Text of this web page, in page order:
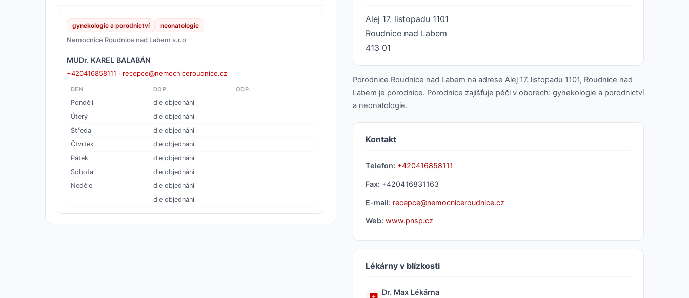
gynekologie a porodnictví neonatologie
Nemocnice Roudnice nad Labem s.r.o
MUDr. KAREL BALABÁN
+420416858111 · recepce@nemocniceroudnice.cz
DEN DOP. ODP.
Pondělí
dle objednání
Úterý
dle objednání
Středa
dle objednání
Čtvrtek
dle objednání
Pátek
dle objednání
Sobota
dle objednání
Neděle
dle objednání
dle objednání
Alej 17. listopadu 1101
Roudnice nad Labem
413 01
Porodnice Roudnice nad Labem na adrese Alej 17. listopadu 1101, Roudnice nad
Labem je porodnice. Porodnice zajišťuje péči v oborech: gynekologie a porodnictví
a neonatologie.
Kontakt
Telefon: +420416858111
Fax: +420416831163
E-mail: recepce@nemocniceroudnice.cz
Web: www.pnsp.cz
Lékárny v blízkosti
Dr. Max Lékárna